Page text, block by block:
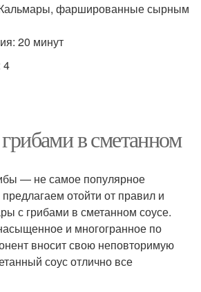
фаршированные сырным
20 минут
4
в сметанном
— не самое популярное
отойти от правил и
с грибами в сметанном соусе.
и многогранное по
вносит свою неповторимую
соус отлично все